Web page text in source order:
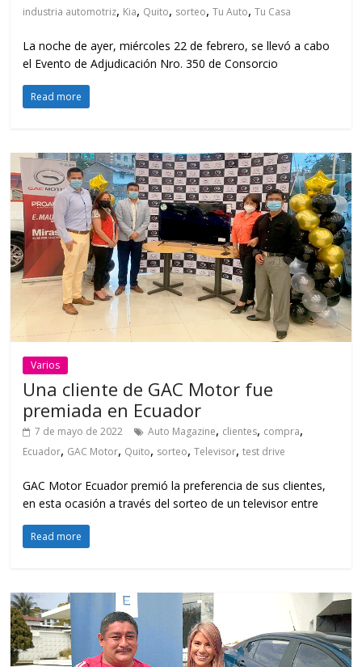
industria automotriz, Kia, Quito, sorteo,Tu Auto,Tu Casa
La noche de ayer, miércoles 22 de febrero, se llevó a cabo
el Evento de Adjudicación Nro. 350 de Consorcio
Read more
Varios
Una cliente de GAC Motor fue
premiada en Ecuador
7 de mayo de 2022 Auto Magazine, clientes, compra,
Ecuador, GAC Motor, Quito, sorteo,Televisor,test drive
GAC Motor Ecuador premió la preferencia de sus clientes,
en esta ocasión a través del sorteo de un televisor entre
Read more